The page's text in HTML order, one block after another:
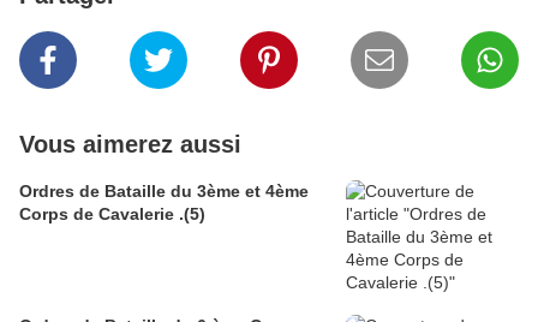
Vous aimerez aussi
Ordres de Bataille du 3ème et 4ème
Corps de Cavalerie .(5)